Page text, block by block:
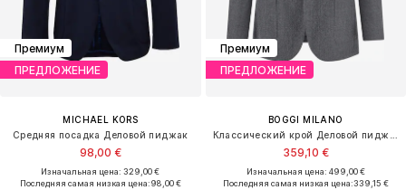
Премиум
ПРЕДЛОЖЕНИЕ
MICHAEL KORS
Средняя посадка Деловой пиджак
98,00 €
Изначальная цена: 329,00 €
Последняя самая низкая цена:98,00 €
Премиум
ПРЕДЛОЖЕНИЕ
BOGGI MILANO
Классический крой Деловой пиджак
359,10 €
Изначальная цена: 499,00 €
Последняя самая низкая цена:339,15 €